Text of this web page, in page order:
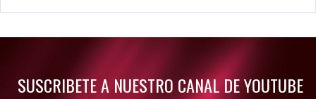
Rumor: Se filtran los primeros detalles de Resident Evil 9
SUSCRIBETE A NUESTRO CANAL DE YOUTUBE